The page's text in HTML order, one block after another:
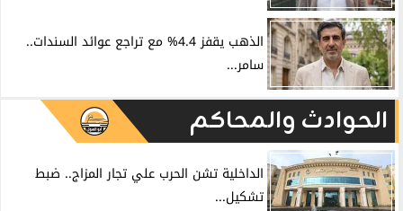
الذهب يقفز 4.4% مع تراجع عوائد السندات..
سامر...
الحوادث والمحاكم
الداخلية تشن الحرب علي تجار المزاج.. ضبط
تشكيل...